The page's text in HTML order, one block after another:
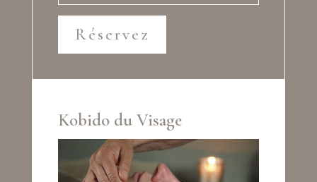
Réservez
Kobido du Visage